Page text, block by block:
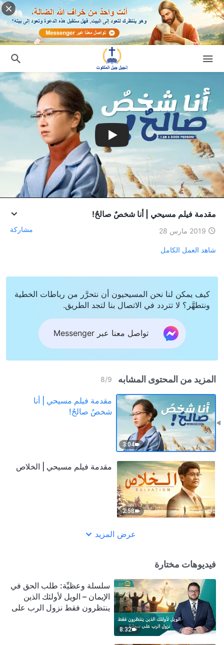
مقدمة فيلم مسيحي | أنا شخصٌ صالحٌ!
2019 مارس 28 مشاركة
شاهد العمل الكامل
كيف يمكن لنا نحن المسيحيون أن نتحرَّر من رباطات الخطية
ونتطهَّر؟ لا تتردد في الاتصال بنا لتجد الطريق.
تواصل معنا عبر Messenger
المزيد من المحتوى المشابه 8/9
3:04
مقدمة فيلم مسيحي | أنا
شخصٌ صالحٌ!
2:58
مقدمة فيلم مسيحي | الخلاص
عرض المزيد
فيديوهات مختارة
8:32
سلسلة وعظيِّة: طلب الحق في
الإيمان – الويل لأولئك الذين
ينتظرون فقط نزول الرب على